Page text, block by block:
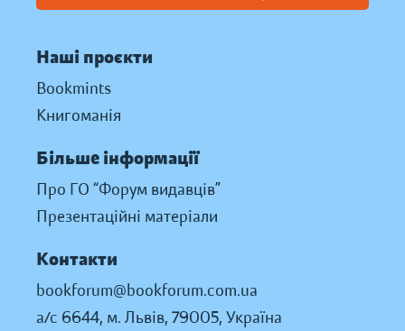
Наші проєкти
Bookmints
Книгоманія
Більше інформації
Про ГО “Форум видавців”
Презентаційні матеріали
Контакти
bookforum@bookforum.com.ua
а/с 6644, м. Львів, 79005, Україна